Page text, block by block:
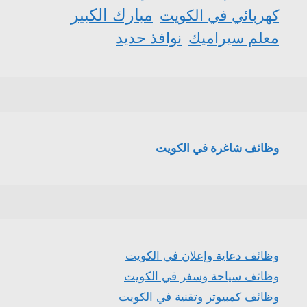
كهربائي في الكويت مبارك الكبير
معلم سيراميك نوافذ حديد
وظائف شاغرة في الكويت
وظائف دعاية وإعلان في الكويت
وظائف سياحة وسفر في الكويت
وظائف كمبيوتر وتقنية في الكويت